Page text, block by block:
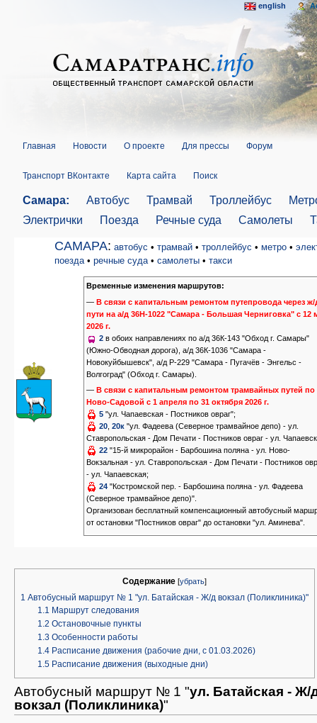
Главная Новости О проекте Для прессы Форум
Транспорт ВКонтакте Карта сайта Поиск
Самара: Автобус Трамвай Троллейбус
Электрички
Поезда Речные суда Самолеты
САМАРА: автобус • трамвай • троллейбус • метро •
поезда • речные суда • самолеты • такси
Временные изменения маршрутов:
—В связи с капитальным ремонтом путепровода через ж/
пути на а/д 36Н-1022 "Самара - Большая Черниговка" с 12
2026 г.
2 в обоих направлениях по а/д 36К-143 "Обход г. Самары"
(Южно-Обводная дорога), а/д 36К-1036 "Самара -
Новокуйбышевск", а/д Р-229 "Самара - Пугачёв - Энгельс -
Волгоград" (Обход г. Самары).
— В связи с капитальным ремонтом трамвайных путей по
Ново-Садовой с 1 апреля по 31 октября 2026 г.
5 "ул. Чапаевская - Постников овраг";
20 ,20к "ул. Фадеева (Северное трамвайное депо) - ул.
Ставропольская - Дом Печати - Постников овраг - ул.
22 "15-й микрорайон - Барбошина поляна - ул. Ново-
Вокзальная - ул. Ставропольская - Дом Печати - Постников
- ул. Чапаевская;
24 "Костромской пер. - Барбошина поляна - ул. Фадеева
(Северное трамвайное депо)".
Организован бесплатный компенсационный автобусный
от остановки "Постников овраг" до остановки "ул. Аминева".
Содержание [убрать]
1 Автобусный маршрут № 1 "ул. Батайская - Ж/д вокзал (Поликлиника)"
1.1 Маршрут следования
1.2 Остановочные пункты
1.3 Особенности работы
1.4 Расписание движения (рабочие дни, с 01.03.2026)
1.5 Расписание движения (выходные дни)
Автобусный маршрут № 1 "ул. Батайская - Ж/
вокзал (Поликлиника)"
english